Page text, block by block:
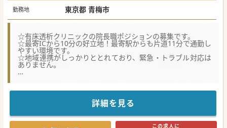
勤務地 東京都 青梅市
☆有床透析クリニックの院長職ポジションの募集です。
☆最寄ICから10分の好立地！最寄駅からも片道11分で通勤し
やすい環境です。
☆地域連携がしっかりととれており、緊急・トラブル対応は
ありません。
の透析クリニックです。
地域連携がしっかりととれており、また院内スタッフも経験
この度、院長職(管理者)をお任せできるドクターを求めてお
ります。
詳細を見る
この求人に